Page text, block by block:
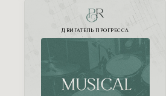
PR
ДВИГАТЕЛЬ ПРОГРЕССА